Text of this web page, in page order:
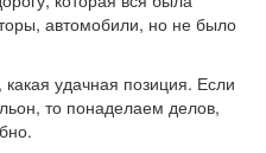
автомобили, но не было
удачная позиция. Если
то понаделаем делов,